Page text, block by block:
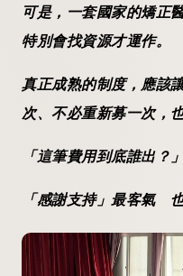
可是，一套國家的矯正
特別會找資源才運作。
真正成熟的制度，應該
次、不必重新募一次，
「這筆費用到底誰出？」
「感謝支持」最客氣